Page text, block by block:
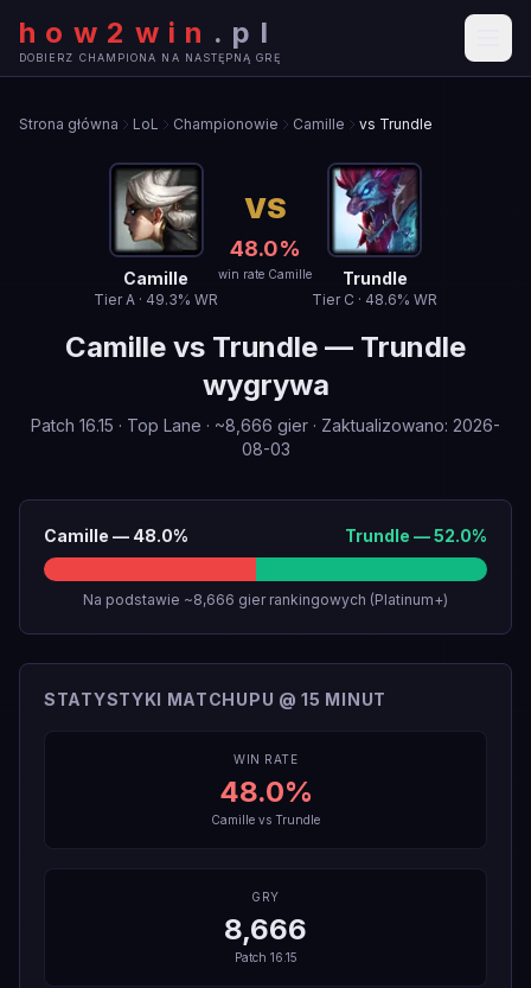
how2win . pl
DOBIERZ CHAMPIONA NA NASTĘPNĄ GRĘ
Strona główna LoL Championowie Camille vs Trundle
Camille
TierA · 49.3% WR
VS
48.0%
win rate Camille Trundle
Tier C · 48.6% WR
Camille vs Trundle — Trundle
wygrywa
Patch 16.15 · Top Lane · ~8,666 gier · Zaktualizowano: 2026-
08-03
Camille — 48.0% Trundle —52.0%
Na podstawie ~8,666 gier rankingowych (Platinum+)
STATYSTYKI MATCHUPU @ 15 MINUT
WIN RATE
48.0%
Camille vs Trundle
GRY
8,666
Patch 16.15